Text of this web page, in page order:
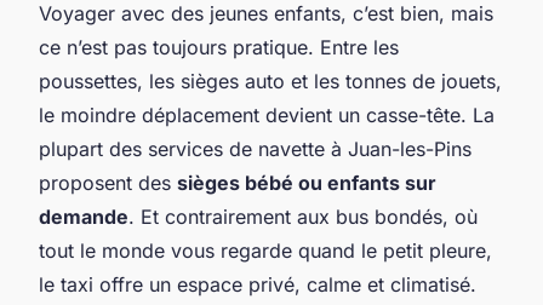
Voyager avec des jeunes enfants, c’est bien, mais
ce n’est pas toujours pratique. Entre les
poussettes, les sièges auto et les tonnes de jouets,
le moindre déplacement devient un casse-tête. La
plupart des services de navette à Juan-les-Pins
proposent des sièges bébé ou enfants sur
demande. Et contrairement aux bus bondés, où
tout le monde vous regarde quand le petit pleure,
le taxi offre un espace privé, calme et climatisé.